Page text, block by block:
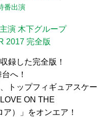
番出演
演 木下グループ
2017 完全版
録した完全版！
へ！
トップフィギュアスケー
ON THE
）」をオンエア！